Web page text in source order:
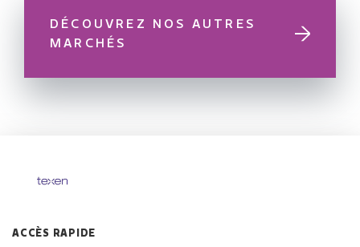
DÉCOUVREZ NOS AUTRES
MARCHÉS
ACCÈS RAPIDE